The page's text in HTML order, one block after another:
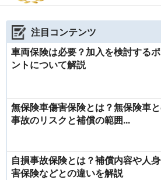
注目コンテンツ
車両保険は必要？加入を検討する
ントについて解説
無保険車傷害保険とは？無保険車
事故のリスクと補償の範囲...
自損事故保険とは？補償内容や人
害保険などとの違いを解説